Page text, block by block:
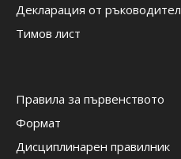
Декларация от ръководител
Тимов лист
Правила за първенството
Формат
Дисциплинарен правилник